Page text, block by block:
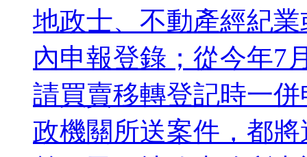
地政士、不動產經紀
內申報登錄；從今年7
請買賣移轉登記時一
政機關所送案件，都